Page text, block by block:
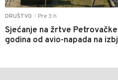
DRUŠTVO Pre 3 h
Sjećanje na žrtve
godina od avio-napada na